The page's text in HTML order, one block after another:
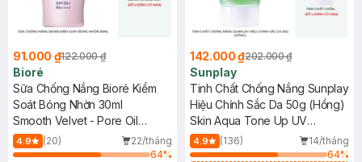
91.000 ₫122.000 ₫
Bioré
Sữa Chống Nắng Bioré Kiểm
Soát Bóng Nhờn 30ml
Smooth Velvet - Pore Oil
Control Milk SPF 50+ PA++++
4.9 (20)
22/tháng
64%
142.000 ₫202.000 ₫
Sunplay
Tinh Chất Chống Nắng Sunplay
Hiệu Chỉnh Sắc Da 50g (Hồng)
Skin Aqua Tone Up UV
Essence SPF50+ PA++++ -
Happiness Aura Rose Color
4.9 (136)
14/tháng
64%